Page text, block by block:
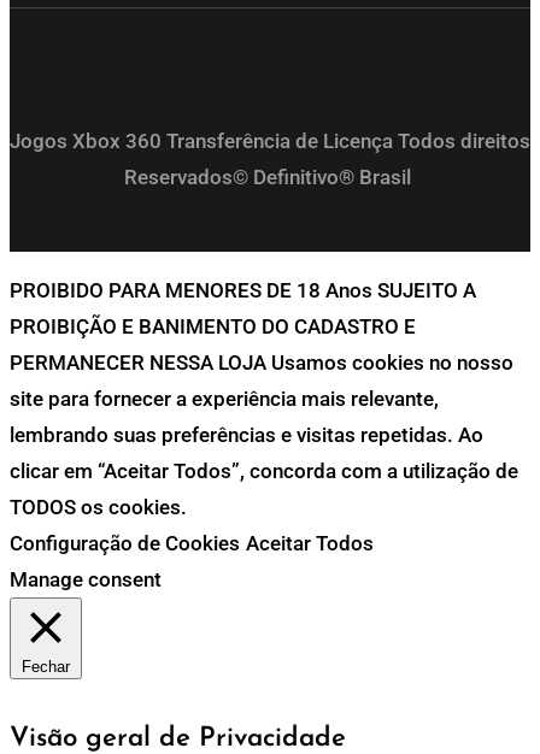
Jogos Xbox 360 Transferência de Licença Todos direitos
Reservados© Definitivo® Brasil
PROIBIDO PARA MENORES DE 18 Anos SUJEITO A
PROIBIÇÃO E BANIMENTO DO CADASTRO E
PERMANECER NESSA LOJA Usamos cookies no nosso
site para fornecer a experiência mais relevante,
lembrando suas preferências e visitas repetidas. Ao
clicar em “Aceitar Todos”, concorda com a utilização de
TODOS os cookies.
Configuração de Cookies Aceitar Todos
Manage consent
Fechar
Visão geral de Privacidade